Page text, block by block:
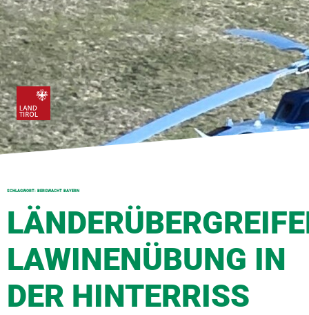
SCHLAGWORT: BERGWACHT BAYERN
LAWINENÜBUNG IN
DER HINTERRISS